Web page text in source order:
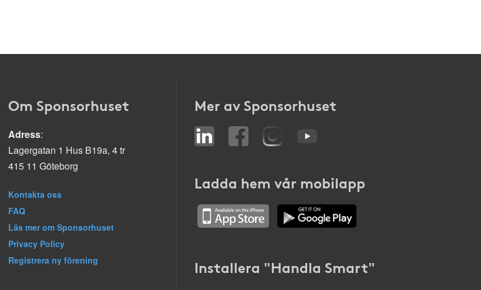
Om Sponsorhuset
Adress:
Lagergatan 1 Hus B19a, 4 tr
415 11 Göteborg
Kontakta oss
FAQ
Läs mer om Sponsorhuset
Privacy Policy
Registrera ny förening
Mer av Sponsorhuset
Ladda hem vår mobilapp
Installera "Handla Smart"